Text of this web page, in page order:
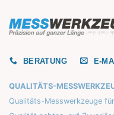
BERATUNG E-
QUALITÄTS-
Qualitäts-Messwerkzeuge